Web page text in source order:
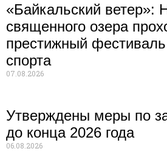
«Байкальский ветер»:
священного озера
престижный
спорта
07.08.2026
Утверждены меры по
до конца 2026 года
06.08.2026